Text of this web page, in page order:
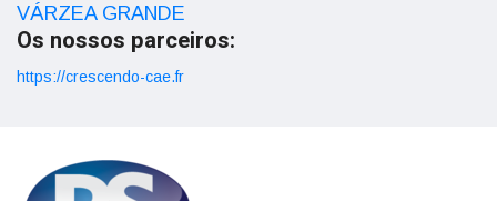
VÁRZEA GRANDE
Os nossos parceiros:
https://crescendo-cae.fr